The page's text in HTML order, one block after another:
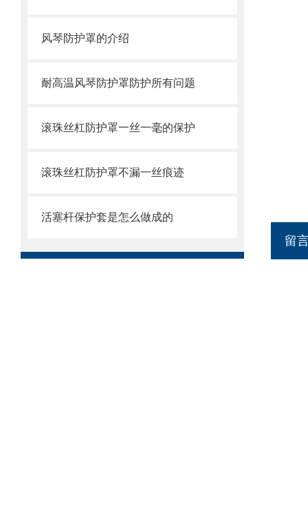
风琴防护罩的介绍
耐高温风琴防护罩防护所有问题
滚珠丝杠防护罩一丝一毫的保护
滚珠丝杠防护罩不漏一丝痕迹
活塞杆保护套是怎么做成的
留